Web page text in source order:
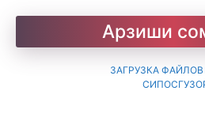
БароиАрзиши
ЗАГРУЗКА